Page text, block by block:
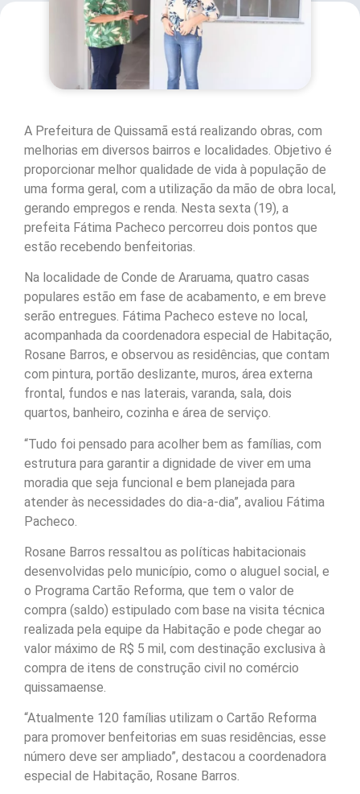
A Prefeitura de Quissamã está realizando obras, com
melhorias em diversos bairros e localidades. Objetivo é
proporcionar melhor qualidade de vida à população de
uma forma geral, com a utilização da mão de obra local,
gerando empregos e renda. Nesta sexta (19), a
prefeita Fátima Pacheco percorreu dois pontos que
estão recebendo benfeitorias.
Na localidade de Conde de Araruama, quatro casas
populares estão em fase de acabamento, e em breve
serão entregues. Fátima Pacheco esteve no local,
acompanhada da coordenadora especial de Habitação,
Rosane Barros, e observou as residências, que contam
com pintura, portão deslizante, muros, área externa
frontal, fundos e nas laterais, varanda, sala, dois
quartos, banheiro, cozinha e área de serviço.
“Tudo foi pensado para acolher bem as famílias, com
estrutura para garantir a dignidade de viver em uma
moradia que seja funcional e bem planejada para
atender às necessidades do dia-a-dia”, avaliou Fátima
Pacheco.
Rosane Barros ressaltou as políticas habitacionais
desenvolvidas pelo município, como o aluguel social, e
o Programa Cartão Reforma, que tem o valor de
compra (saldo) estipulado com base na visita técnica
realizada pela equipe da Habitação e pode chegar ao
valor máximo de R$ 5 mil, com destinação exclusiva à
compra de itens de construção civil no comércio
quissamaense.
“Atualmente 120 famílias utilizam o Cartão Reforma
para promover benfeitorias em suas residências, esse
número deve ser ampliado”, destacou a coordenadora
especial de Habitação, Rosane Barros.